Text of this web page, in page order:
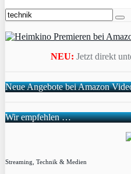
NEU: Jetzt direkt
Neue Angebote bei Amazon
Wir empfehlen …
Streaming, Technik & Medien